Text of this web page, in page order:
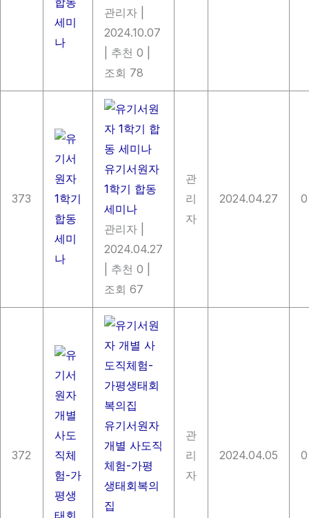
관리자
2024.10.07
추천 0
조회 78
373
유기서원자
1학기 합동
세미나
관리자
2024.04.27
추천 0
조회 67
관
리
자
2024.04.27 0
372
유기서원자
개별 사도직
체험-가평
생태회복의
집
관
리
자
2024.04.05 0